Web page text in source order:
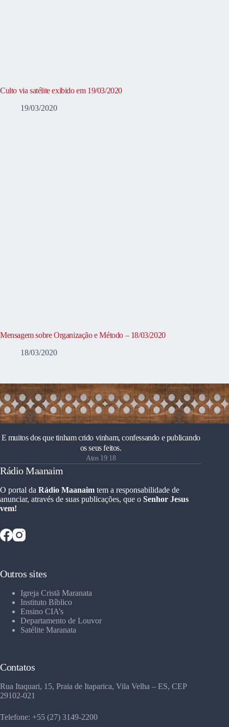
Culto via satélite exibido em 19/03/2020
19/03/2020
Mensagem sobre Organização e Método – 18/03/2020
18/03/2020
E muitos dos que tinham crido vinham, confessando e publicando
os seus feitos.
Atos 19:18
Rádio Maanaim
O portal da Rádio Maanaim tem a responsabilidade de
anunciar, através de suas publicações, que o Senhor Jesus
vem!
Outros sites
Igreja Cristã Maranata
Instituto Bíblico
Ensino CIA’s
Departamento de Louvor
Satélite Maranata
Contatos
Rua Itaquari, 15, Praia de Itaparica, Vila Velha – ES, CEP
29102-021
Telefone: +55 (27) 3149-2200